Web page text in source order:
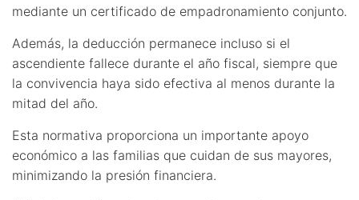
mediante un certificado de empadronamiento conjunto.
Además, la deducción permanece incluso si el
ascendiente fallece durante el año fiscal, siempre que
la convivencia haya sido efectiva al menos durante la
mitad del año.
Esta normativa proporciona un importante apoyo
económico a las familias que cuidan de sus mayores,
minimizando la presión financiera.